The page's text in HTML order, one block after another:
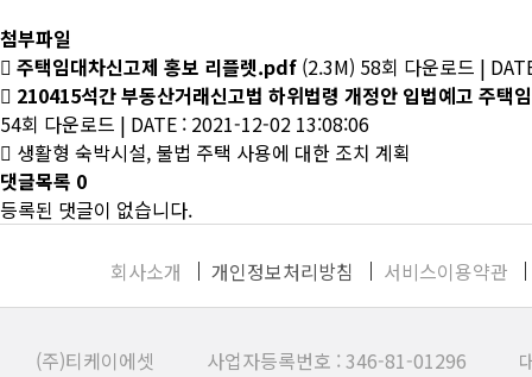
첨부파일
주택임대차신고제 홍보 리플렛.pdf (2.3M) 58회 다운로드 |
210415석간 부동산거래신고법 하위법령 개정안 입법예고 주택
54회 다운로드 | DATE : 2021-12-02 13:08:06
생활형 숙박시설, 불법 주택 사용에 대한 조치 계획
댓글목록 0
등록된 댓글이 없습니다.
회사소개 개인정보처리방침 서비스이용약관
(주)티케이에셋 사업자등록번호 : 346-81-01296 대